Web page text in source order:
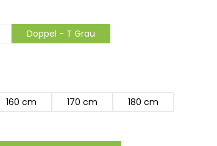
Doppel - T Grau
160 cm 170 cm
180 cm